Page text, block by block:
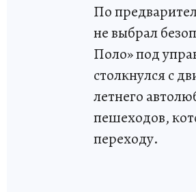
По
не выбрал
Поло» под
столкнулся с
летнего
пешеходов,
переходу.